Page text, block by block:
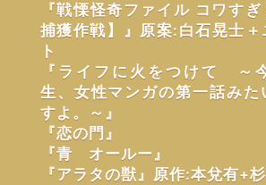
『戦慄怪奇ファイル コワす
捕獲作戦】』原案:白石晃士＋
ト
『ライフに火をつけて ～
生、女性マンガの第一話みた
すよ。～』
『恋の門』
『青 オールー』
『アラタの獣』原作:本兌有+